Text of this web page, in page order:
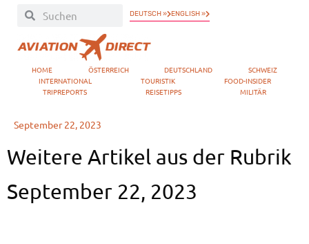
DEUTSCH » ENGLISH »
HOME ÖSTERREICH DEUTSCHLAND
SCHWEIZ
INTERNATIONAL
TOURISTIK
FOOD-INSIDER
TRIPREPORTS
REISETIPPS MILITÄR
September 22, 2023
Weitere Artikel aus der Rubrik
September 22, 2023